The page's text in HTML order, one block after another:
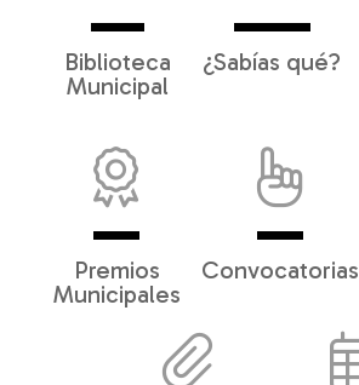
Biblioteca
Municipal
¿Sabías qué?
Premios
Municipales
Convocatorias